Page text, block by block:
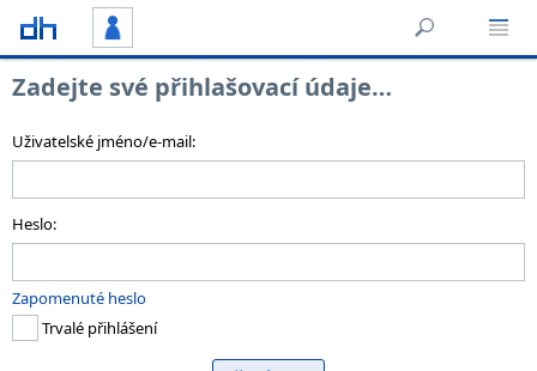
Zadejte své přihlašovací údaje…
Uživatelské jméno/e-mail:
Heslo:
Zapomenuté heslo
Trvalé přihlášení